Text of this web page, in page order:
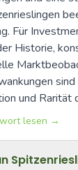
Für
Historie,
und Rarität
lesen →